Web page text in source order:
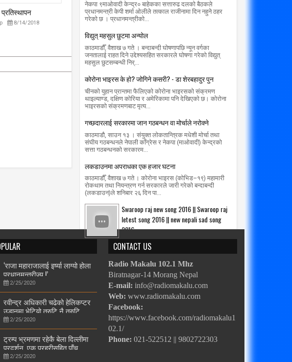
8/14/2018
प्रजिअलाई मोरंग व्यापार संघमा स्वागत
radiomakalu.com.np 8/13/2018
प्रदेश १ का सबै ट्याङ्करमा आधुनिक
नेकपा ९माओवादी केन्द्र० बाहेकका सत्तारुढ दलको बैठकले
प्रधानमन्त्री केपी शर्मा ओलीले तत्काल राजीनामा दिन नहुने ठहर
गरेको छ । प्रधानमन्त्रीको...
विद्युत् महसुल छुटमा अन्योल
काठमाडौँ, वैशाख ७ गते । बन्दाबन्दी घोषणापछि न्यून वर्गका
जनतालाई राहत दिने उद्देश्यसहित सरकारले घोषणा गरेको विद्युत्
महसुल छुटसम्बन्धी निर्...
कोरोना भाइरस के हो? जोगिने कसरी? - डा शेरबहादुर पुन
चीनको युहान प्रान्तमा फैलिएको कोरोना भाइरसको संक्रमण
थाइल्याण्ड, दक्षिण कोरिया र अमेरिकामा पनि देखिएको छ। कोरोना
भाइरसको संक्रमणबाट मृत्य...
गच्छदारलाई सरकारमा जान गठबन्धन वा मोर्चाले नरोक्ने
काठमाडौ, साउन १३ । संयुक्त लोकतान्त्रिक मधेशी मोर्चा तथा
संघीय गठबन्धनले नेपाली काँग्रेस र नेकपा (माओवादी) केन्द्रको
सत्ता गठबन्धनको सरकारम...
लकडाउनमा अपराधका एक हजार घटना
काठमाडौँ, वैशाख ७ गते । कोरोना भाइरस (कोभिड–१९) महामारी
रोकथाम तथा नियन्त्रण गर्न सरकारले जारी गरेको बन्दाबन्दी
(लकडाउन)ले शनिबार २६ दिन पा...
Swaroop raj new song 2016 || Swaroop raj
letest song 2016 || new nepali sad song
2016
‘राजा महाराजालाई इर्ष्या लाग्यो होला
प्रधानमन्त्रीज्यू !’
2/25/2020
रवीन्द्र अधिकारी चढेको हेलिकप्टर
उडानमा भेटियो त्रुटि नै त्रुटि
2/25/2020
ट्रम्प भ्रमणमा रहेकै बेला दिल्लीमा
प्रदर्शन, एक प्रहरीसहित पाँच
जनाको मृत्यु
2/25/2020
CONTACT US
Radio Makalu 102.1 Mhz
Biratnagar-14 Morang Nepal
E-mail: info@radiomakalu.com
Web: www.radiomakalu.com
Facebook:
https://www.facebook.com/radiomakalu1
02.1/
Phone: 021-522512 || 9802722303